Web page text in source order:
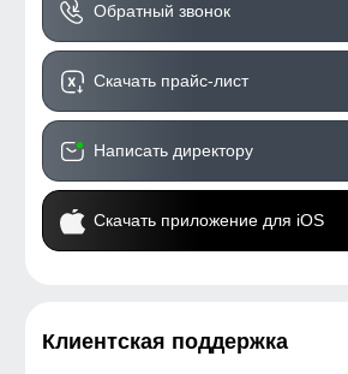
Обратный звонок
Скачать прайс-лист
Написать директору
Скачать приложение для iOS
Клиентская поддержка